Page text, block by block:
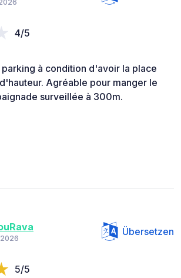
4/5
à condition d'avoir la place
Agréable pour manger le
surveillée à 300m.
Übersetzen
5/5